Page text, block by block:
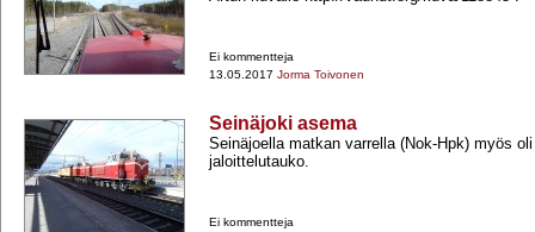
Ei kommentteja
13.05.2017 Jorma Toivonen
Seinäjoki asema
Seinäjoella matkan varrella (Nok-​Hpk) myös
jaloittelutauko.
Ei kommentteja